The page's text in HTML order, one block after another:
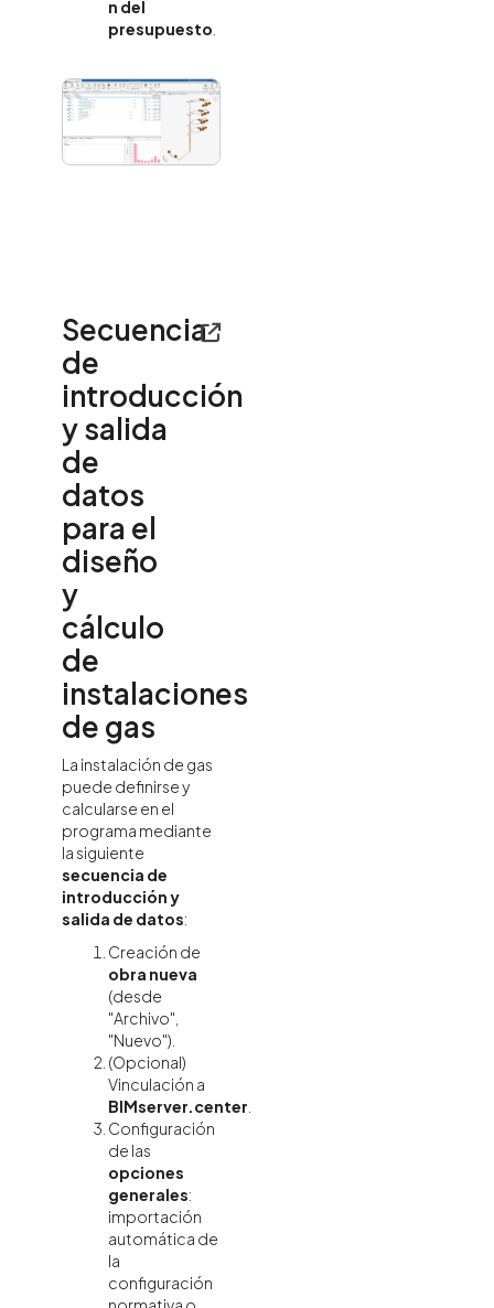
n del
presupuesto
Secuencia
de
introducción
y salida
de
datos
para el
diseño
y
cálculo
de
instalaciones
de gas
La instalación de gas
puede definirse y
calcularse en el
programa mediante
la siguiente
secuencia de
introducción y
salida de datos:
Creación de
obra nueva
(desde
"Archivo",
"Nuevo").
(Opcional)
Vinculación a
BIMserver.center
Configuración
de las
opciones
generales:
importación
automática de
la
configuración